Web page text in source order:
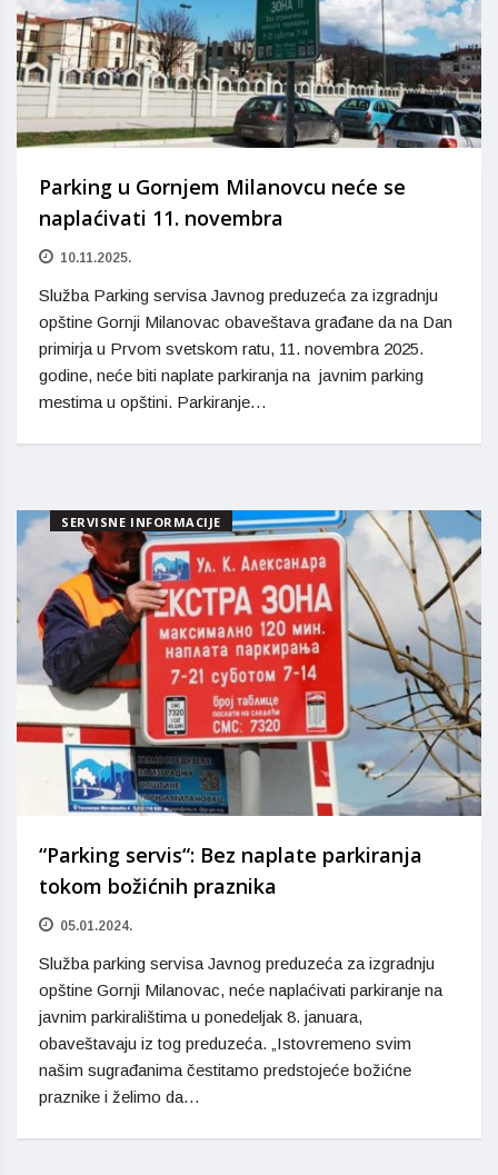
Parking u Gornjem Milanovcu neće se
naplaćivati 11. novembra
10.11.2025.
Služba Parking servisa Javnog preduzeća za izgradnju
opštine Gornji Milanovac obaveštava građane da na Dan
primirja u Prvom svetskom ratu, 11. novembra 2025.
godine, neće biti naplate parkiranja na javnim parking
mestima u opštini. Parkiranje…
SERVISNE INFORMACIJE
“Parking servis“: Bez naplate parkiranja
tokom božićnih praznika
05.01.2024.
Služba parking servisa Javnog preduzeća za izgradnju
opštine Gornji Milanovac, neće naplaćivati parkiranje na
javnim parkiralištima u ponedeljak 8. januara,
obaveštavaju iz tog preduzeća. „Istovremeno svim
našim sugrađanima čestitamo predstojeće božićne
praznike i želimo da…